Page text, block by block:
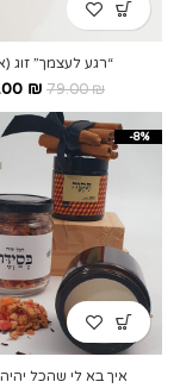
“רגע לעצמך” זוג
79.00₪
₪
-8%
איך בא לי שהכל